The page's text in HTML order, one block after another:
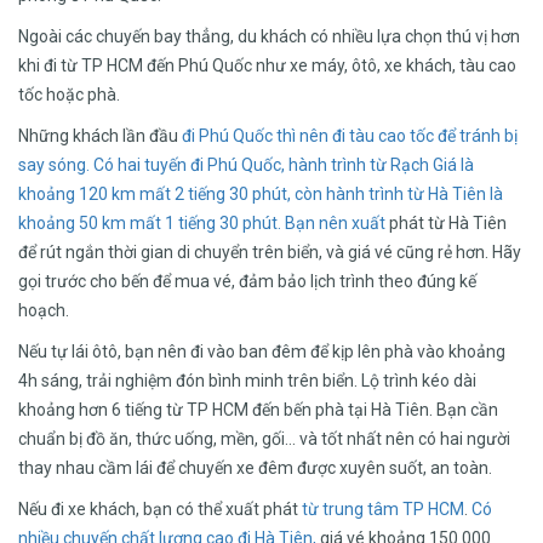
Ngoài các chuyến bay thẳng, du khách có nhiều lựa chọn thú vị hơn
khi đi từ TP HCM đến Phú Quốc như xe máy, ôtô, xe khách, tàu cao
tốc hoặc phà.
Những khách lần đầu đi Phú Quốc thì nên đi tàu cao tốc để tránh bị
say sóng. Có hai tuyến đi Phú Quốc, hành trình từ Rạch Giá là
khoảng 120 km mất 2 tiếng 30 phút, còn hành trình từ Hà Tiên là
khoảng 50 km mất 1 tiếng 30 phút. Bạn nên xuấtphát từ Hà Tiên
để rút ngắn thời gian di chuyển trên biển, và giá vé cũng rẻ hơn. Hãy
gọi trước cho bến để mua vé, đảm bảo lịch trình theo đúng kế
hoạch.
Nếu tự lái ôtô, bạn nên đi vào ban đêm để kịp lên phà vào khoảng
4h sáng, trải nghiệm đón bình minh trên biển. Lộ trình kéo dài
khoảng hơn 6 tiếng từ TP HCM đến bến phà tại Hà Tiên. Bạn cần
chuẩn bị đồ ăn, thức uống, mền, gối… và tốt nhất nên có hai người
thay nhau cầm lái để chuyến xe đêm được xuyên suốt, an toàn.
Nếu đi xe khách, bạn có thể xuất pháttừ trung tâm TP HCM Có
nhiều chuyến chất lượng cao đi Hà Tiên, giá vé khoảng 150.000